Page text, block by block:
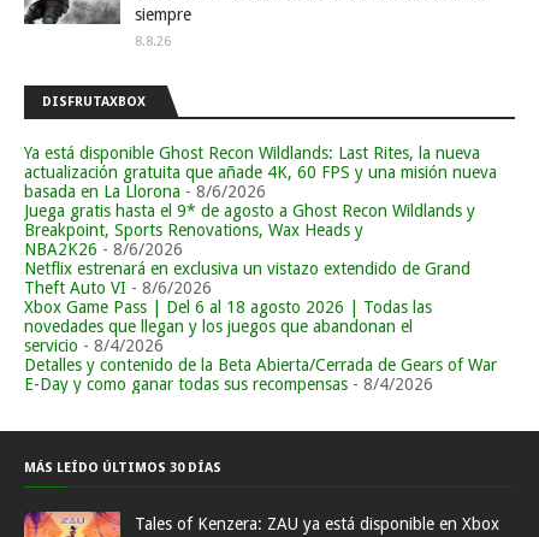
siempre
8.8.26
DISFRUTAXBOX
Ya está disponible Ghost Recon Wildlands: Last Rites, la nueva
actualización gratuita que añade 4K, 60 FPS y una misión nueva
basada en La Llorona - 8/6/2026
Juega gratis hasta el 9* de agosto a Ghost Recon Wildlands y
Breakpoint, Sports Renovations, Wax Heads y
NBA2K26 - 8/6/2026
Netflix estrenará en exclusiva un vistazo extendido de Grand
Theft Auto VI - 8/6/2026
Xbox Game Pass | Del 6 al 18 agosto 2026 | Todas las
novedades que llegan y los juegos que abandonan el
servicio - 8/4/2026
Detalles y contenido de la Beta Abierta/Cerrada de Gears of War
E-Day y como ganar todas sus recompensas - 8/4/2026
MÁS LEÍDO ÚLTIMOS 30 DÍAS
Tales of Kenzera: ZAU ya está disponible en Xbox